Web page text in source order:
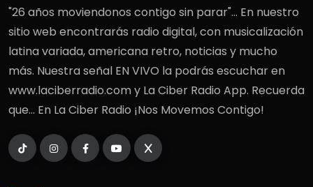
"26 años moviendonos contigo sin parar"... En nuestro
sitio web encontrarás radio digital, con musicalización
latina variada, americana retro, noticias y mucho
más. Nuestra señal EN VIVO la podrás escuchar en
www.laciberradio.com y La Ciber Radio App. Recuerda
que... En La Ciber Radio ¡Nos Movemos Contigo!